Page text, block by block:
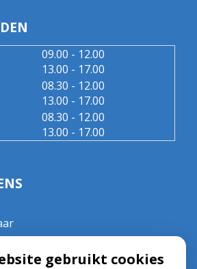
09.00 tot
- 12.00
13.00 tot
- 17.00
08.30 tot
- 12.00
13.00 tot
- 17.00
08.30 tot
- 12.00
13.00 tot
- 17.00
gebruikt cookies